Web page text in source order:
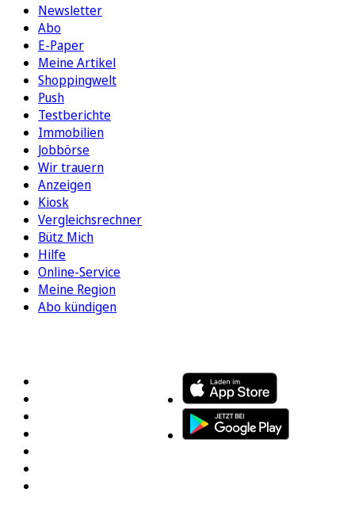
Newsletter
Abo
E-Paper
Meine Artikel
Shoppingwelt
Push
Testberichte
Immobilien
Jobbörse
Wir trauern
Anzeigen
Kiosk
Vergleichsrechner
Bütz Mich
Hilfe
Online-Service
Meine Region
Abo kündigen